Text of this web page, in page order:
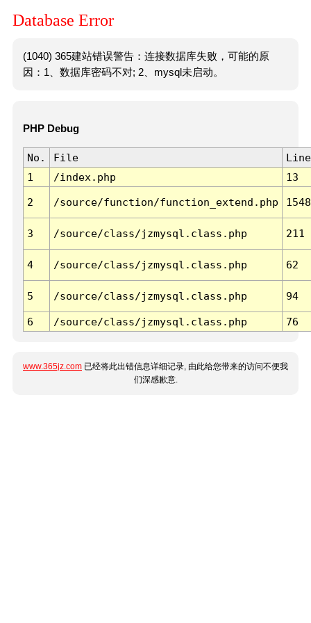
Database Error
(1040) 365建站错误警告：连接数据库失败，可能的原
因：1、数据库密码不对; 2、mysql未启动。
PHP Debug
No. File
Line
1
/index.php 13
2 /source/function/function_extend.php 1548
3 /source/class/jzmysql.class.php 211
4 /source/class/jzmysql.class.php 62
5 /source/class/jzmysql.class.php 94
6 /source/class/jzmysql.class.php 76
www.365jz.com 已经将此出错信息详细记录, 由此给您带来的访问不便我
们深感歉意.